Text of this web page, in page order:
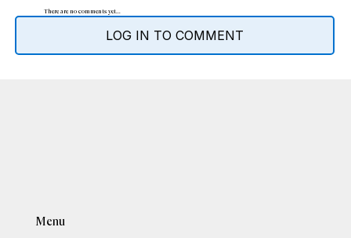
There are no comments yet...
LOG IN TO COMMENT
Menu